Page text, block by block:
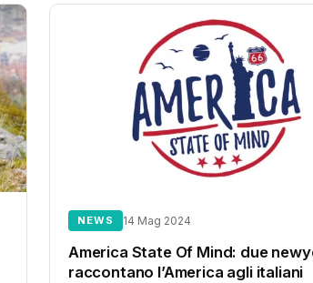
NEWS 14 Mag 2024
America State Of Mind: due
raccontano l’America agli italiani